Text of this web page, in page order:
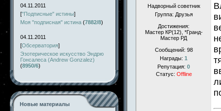
04.11.2011
["Подписные" истины]
Моя "подписная" истина (7882/8)
04.11.2011
[Обсерватория]
Эзотерическое искусство Эндрю
Гонсалеса (Andrew Gonzalez)
(8950/6)
Новые материалы
Надворный советник
Группа: Друзья
Достижения:
Мастер КР(12), *Гранд-
Мастер РД
Сообщений: 98
Награды: 1
Репутация: 0
Статус: Offline